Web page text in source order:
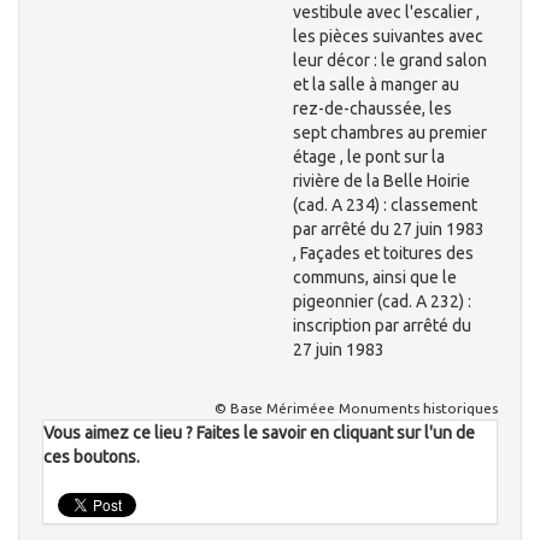
vestibule avec l'escalier ,
les pièces suivantes avec
leur décor : le grand salon
et la salle à manger au
rez-de-chaussée, les
sept chambres au premier
étage , le pont sur la
rivière de la Belle Hoirie
(cad. A 234) : classement
par arrêté du 27 juin 1983
, Façades et toitures des
communs, ainsi que le
pigeonnier (cad. A 232) :
inscription par arrêté du
27 juin 1983
© Base Mériméee Monuments historiques
Vous aimez ce lieu ? Faites le savoir en cliquant sur l'un de
ces boutons.